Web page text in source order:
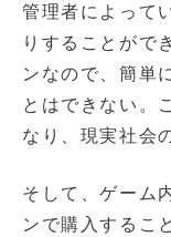
管理者によって
りすることがで
ンなので、簡単
とはできない。
なり、現実社会
そして、ゲーム
ンで購入するこ